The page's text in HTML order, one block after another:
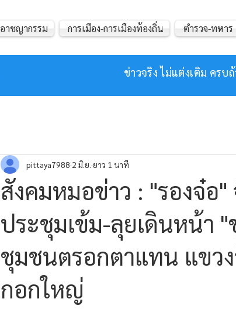
ข่าวจริง ไม่แต่งเติม คร
อาชญากรรม การเมือง-การเมืองท้องถิ่น ตำรวจ-ทหาร
สังคมหมอข่าว : "รองจ๋อ
ประชุมเข้ม-ลุยเดินหน้า
ชุมชนตรอกตาแทน แขว
กอกใหญ่
pittaya7988 2 มิ.ย. ยาว 1 นาที